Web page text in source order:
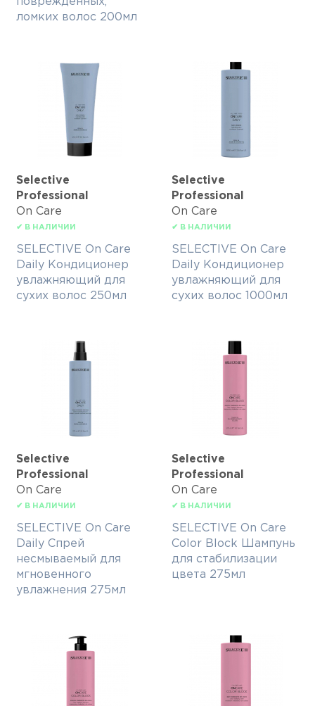
ломких волос 200мл
Selective
Professional
On Care
✔ В НАЛИЧИИ
SELECTIVE On Care
Daily Кондиционер
увлажняющий для
сухих волос 250мл
Selective
Professional
On Care
✔ В НАЛИЧИИ
SELECTIVE On Care
Daily Кондиционер
увлажняющий для
сухих волос 1000мл
Selective
Professional
On Care
✔ В НАЛИЧИИ
SELECTIVE On Care
Daily Спрей
несмываемый для
мгновенного
увлажнения 275мл
Selective
Professional
On Care
✔ В НАЛИЧИИ
SELECTIVE On Care
Color Block Шампунь
для стабилизации
цвета 275мл